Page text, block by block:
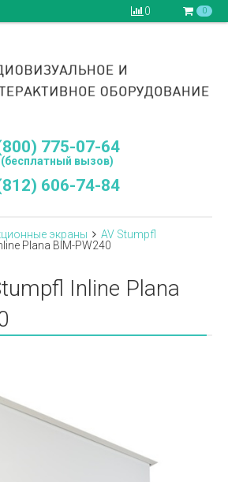
0 0
775-07-64
вызов)
606-74-84
экраны
AV Stumpfl
Plana BIM-PW240
Inline Plana